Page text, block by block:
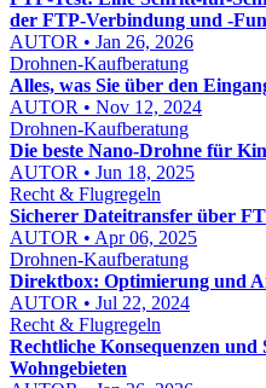
der FTP-Verbindung und -
AUTOR • Jan 26, 2026
Drohnen-Kaufberatung
Alles, was Sie über den
AUTOR • Nov 12, 2024
Drohnen-Kaufberatung
Die beste Nano-Drohne für
AUTOR • Jun 18, 2025
Recht & Flugregeln
Sicherer Dateitransfer über
AUTOR • Apr 06, 2025
Drohnen-Kaufberatung
Direktbox: Optimierung und
AUTOR • Jul 22, 2024
Recht & Flugregeln
Rechtliche Konsequenzen
Wohngebieten